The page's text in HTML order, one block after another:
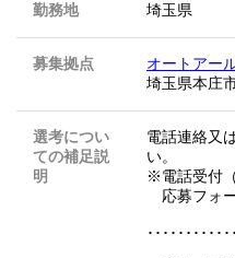
勤務地 埼玉県
募集拠点
オートアー
埼玉県本庄
選考につい
ての補足説
明
電話連絡又
い。
※電話受付
応募フォ
･･････････